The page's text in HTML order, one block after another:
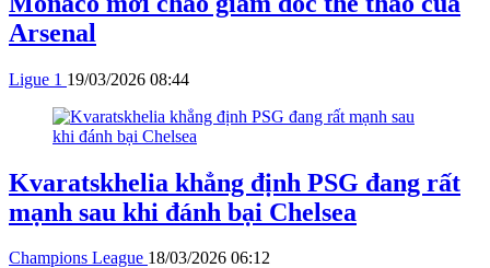
Arsenal
Ligue 1 19/03/2026 08:44
Kvaratskhelia khẳng định PSG đang rất
mạnh sau khi đánh bại Chelsea
Champions League 18/03/2026 06:12